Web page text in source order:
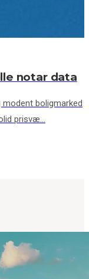
notar data
boligmarked
prisvæ…